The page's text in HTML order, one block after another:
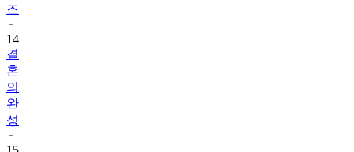
즈
14
결
혼
의
완
성